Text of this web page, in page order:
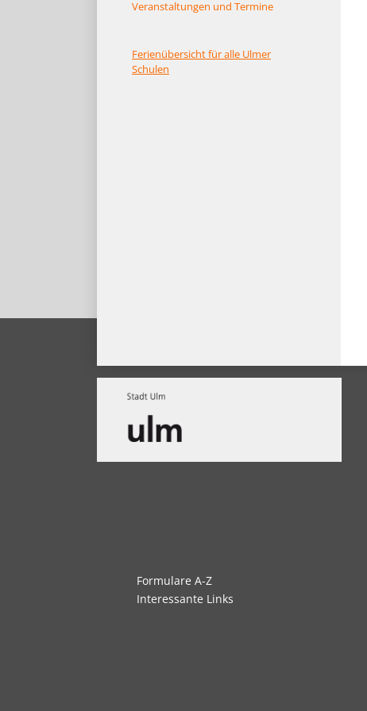
Veranstaltungen und Termine
Ferienübersicht für alle Ulmer
Schulen
Navigation
überspringen
Formulare A-Z
Interessante Links